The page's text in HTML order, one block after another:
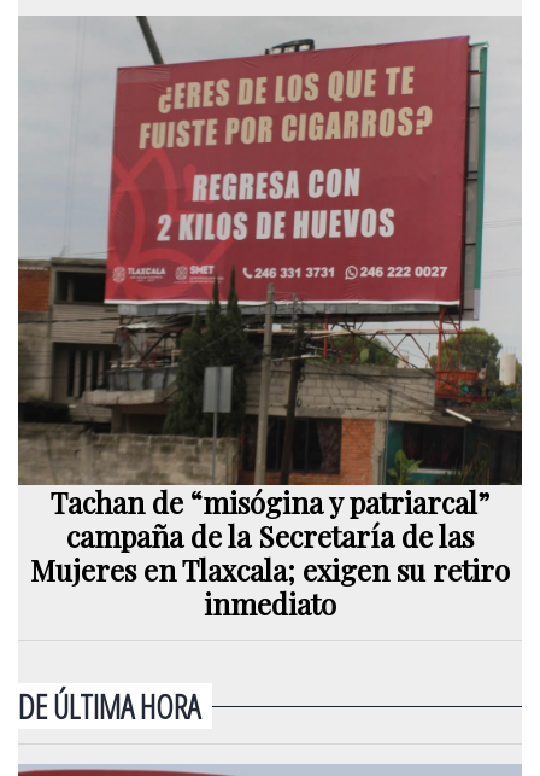
Tachan de “misógina y patriarcal”
campaña de la Secretaría de las
Mujeres en Tlaxcala; exigen su retiro
inmediato
DE ÚLTIMA HORA